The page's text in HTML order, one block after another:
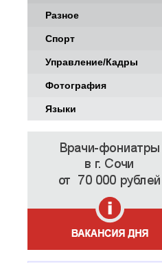
Разное
Спорт
Управление/Кадры
Фотография
Языки